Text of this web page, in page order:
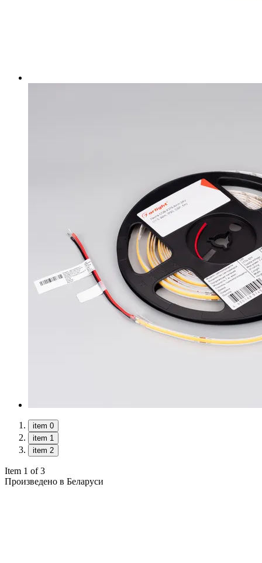
item 0
item 1
item 2
Item 1 of 3
Произведено в Беларуси